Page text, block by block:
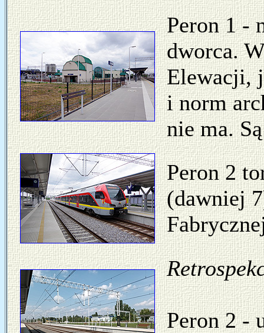
Peron 1 -
dworca.
Elewacji,
i norm
nie ma.
Peron 2
(dawniej
Peron 2 -